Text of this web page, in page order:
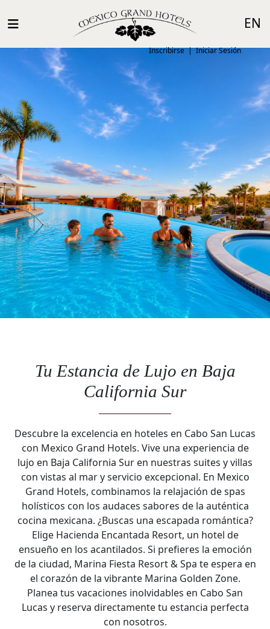
Inscribirse|Iniciar Sesión
EN
Tu Estancia de Lujo en Baja
California Sur
Descubre la excelencia en hoteles en Cabo San Lucas
con Mexico Grand Hotels. Vive una experiencia de
lujo en Baja California Sur en nuestras suites y villas
con vistas al mar y servicio excepcional. En Mexico
Grand Hotels, combinamos la relajación de spas
holísticos con los audaces sabores de la auténtica
cocina mexicana. ¿Buscas una escapada romántica?
Elige Hacienda Encantada Resort, un hotel de
ensueño en los acantilados. Si prefieres la emoción
de la ciudad, Marina Fiesta Resort & Spa te espera en
el corazón de la vibrante Marina Golden Zone.
Planea tus vacaciones inolvidables en Cabo San
Lucas y reserva directamente tu estancia perfecta
con nosotros.